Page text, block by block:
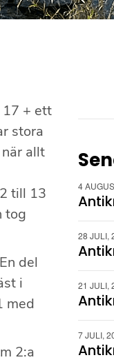
17 + ett
stora
allt
till 13
tog
del
i
med
2:a
4
28 JULI,
21 JULI,
7 JULI,